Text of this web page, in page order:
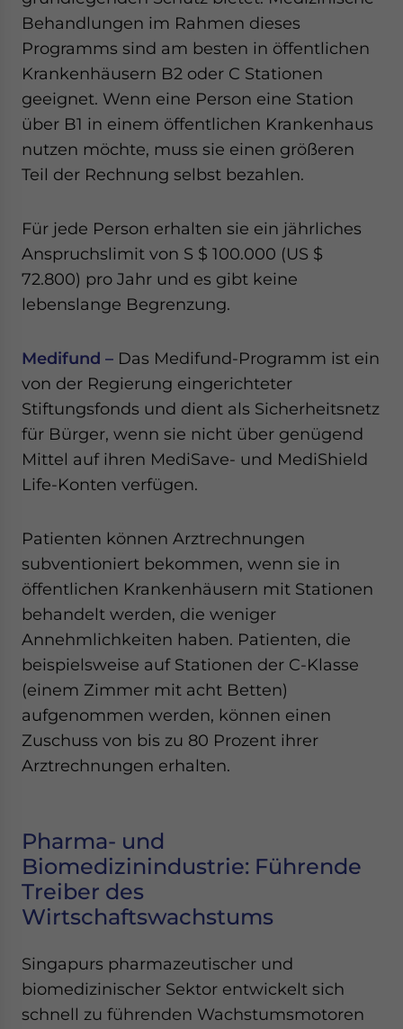
Behandlungen im Rahmen dieses
Programms sind am besten in öffentlichen
Krankenhäusern B2 oder C Stationen
geeignet. Wenn eine Person eine Station
über B1 in einem öffentlichen Krankenhaus
nutzen möchte, muss sie einen größeren
Teil der Rechnung selbst bezahlen.
Für jede Person erhalten sie ein jährliches
Anspruchslimit von S $ 100.000 (US $
72.800) pro Jahr und es gibt keine
lebenslange Begrenzung.
Medifund – Das Medifund-Programm ist ein
von der Regierung eingerichteter
Stiftungsfonds und dient als Sicherheitsnetz
für Bürger, wenn sie nicht über genügend
Mittel auf ihren MediSave- und MediShield
Life-Konten verfügen.
Patienten können Arztrechnungen
subventioniert bekommen, wenn sie in
öffentlichen Krankenhäusern mit Stationen
behandelt werden, die weniger
Annehmlichkeiten haben. Patienten, die
beispielsweise auf Stationen der C-Klasse
(einem Zimmer mit acht Betten)
aufgenommen werden, können einen
Zuschuss von bis zu 80 Prozent ihrer
Arztrechnungen erhalten.
Pharma- und
Biomedizinindustrie: Führende
Treiber des
Wirtschaftswachstums
Singapurs pharmazeutischer und
biomedizinischer Sektor entwickelt sich
schnell zu führenden Wachstumsmotoren